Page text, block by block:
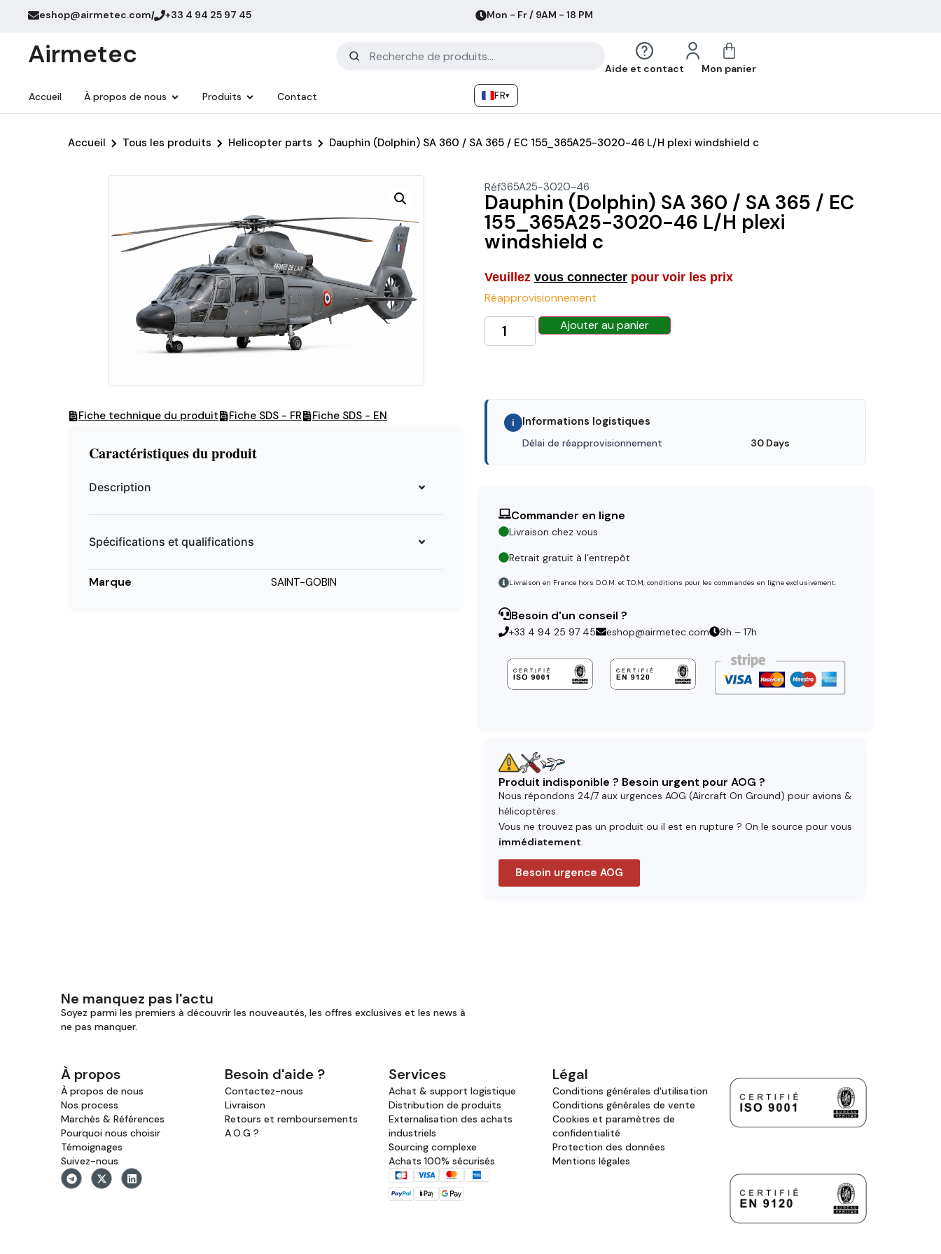
eshop@airmetec.com/ +33 4 94 25 97 45 Mon - Fr / 9AM - 18 PM
Airmetec Aide et contact Mon panier
Accueil À propos de nous Produits Contact FR▾
Accueil Tous les produits Helicopter parts Dauphin (Dolphin) SA 360 / SA 365 / EC 155_365A25-3020-46 L/H plexi windshield c
Réf365A25-3020-46
Dauphin (Dolphin) SA 360 / SA 365 / EC
155_365A25-3020-46 L/H plexi
windshield c
Veuillez vous connecter pour voir les prix
Réapprovisionnement
Ajouter au panier
i Informations logistiques
Délai de réapprovisionnement 30 Days
Commander en ligne
Livraison chez vous
Retrait gratuit à l’entrepôt
Livraison en France hors D.O.M. et T.O.M, conditions pour les commandes en ligne exclusivement.
Besoin d'un conseil ?
+33 4 94 25 97 45 eshop@airmetec.com 9h – 17h
Produit indisponible ? Besoin urgent pour AOG ?
Nous répondons 24/7 aux urgences AOG (Aircraft On Ground) pour avions &
hélicoptères.
Vous ne trouvez pas un produit ou il est en rupture ? On le source pour vous
immédiatement.
Besoin urgence AOG
Fiche technique du produit Fiche SDS - FR Fiche SDS - EN
Caractéristiques du produit
Description
Spécifications et qualifications
Marque SAINT-GOBIN
Ne manquez pas l'actu
Soyez parmi les premiers à découvrir les nouveautés, les offres exclusives et les news à
ne pas manquer.
À propos
À propos de nous
Nos process
Marchés & Références
Pourquoi nous choisir
Témoignages
Suivez-nous
Besoin d'aide ?
Contactez-nous
Livraison
Retours et remboursements
A.O.G ?
Services
Achat & support logistique
Distribution de produits
Externalisation des achats
industriels
Sourcing complexe
Achats 100% sécurisés
Légal
Conditions générales d'utilisation
Conditions générales de vente
Cookies et paramètres de
confidentialité
Protection des données
Mentions légales